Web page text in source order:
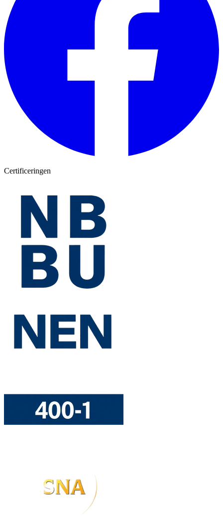
Certificeringen